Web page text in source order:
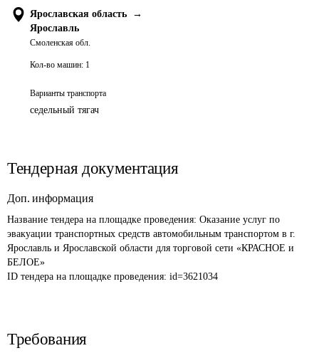
Ярославская область
→
Ярославль
Смоленская обл.
Кол-во машин: 1
Варианты транспорта
седельный тягач
Тендерная документация
Доп. информация
Название тендера на площадке проведения: Оказание услуг по
эвакуации транспортных средств автомобильным транспортом в г.
Ярославль и Ярославской области для торговой сети «КРАСНОЕ и
БЕЛОЕ»
ID тендера на площадке проведения: id=3621034
Требования